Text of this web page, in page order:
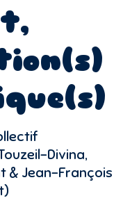
Divina,
& Jean-François